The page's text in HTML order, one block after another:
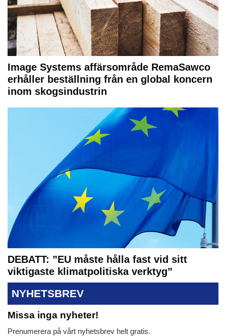
Image Systems affärsområde RemaSawco
erhåller beställning från en global koncern
inom skogsindustrin
DEBATT: ”EU måste hålla fast vid sitt
viktigaste klimatpolitiska verktyg”
NYHETSBREV
Missa inga nyheter!
Prenumerera på vårt nyhetsbrev helt gratis.